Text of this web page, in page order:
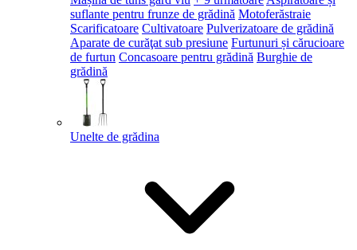
suflante pentru frunze de grădină Motoferăstraie
Scarificatoare Cultivatoare Pulverizatoare de grădină
Aparate de curăţat sub presiune Furtunuri și cărucioare
de furtun Concasoare pentru grădină Burghie de
grădină
Unelte de grădina